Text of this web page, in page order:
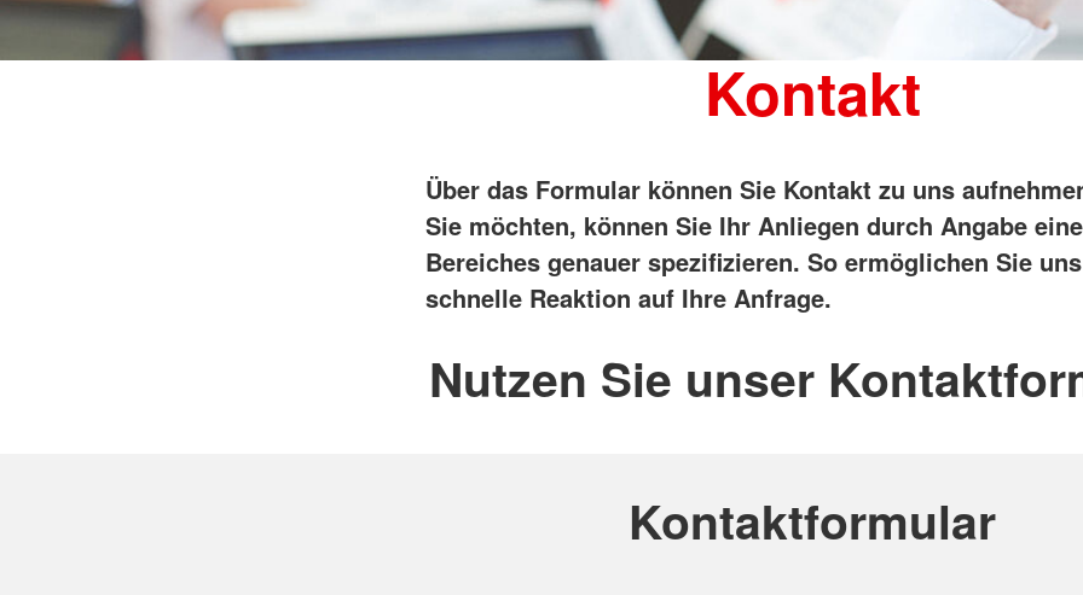
Kontakt
Über das Formular können Sie Kontakt zu uns
Sie möchten, können Sie Ihr Anliegen durch Angabe
Bereiches genauer spezifizieren. So ermöglichen Sie
schnelle Reaktion auf Ihre Anfrage.
Nutzen Sie unser
Kontaktformular